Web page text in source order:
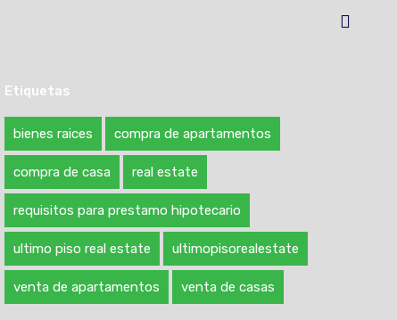
Etiquetas
bienes raices compra de apartamentos
compra de casa real estate
requisitos para prestamo hipotecario
ultimo piso real estate ultimopisorealestate
venta de apartamentos venta de casas